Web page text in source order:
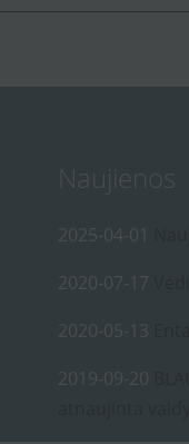
Naujienos
2025-04-01
2020-07-17
2020-05-13
2019-09-20